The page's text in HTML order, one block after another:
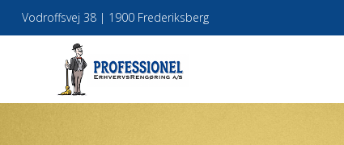
Vodroffsvej 38 | 1900 Frederiksberg